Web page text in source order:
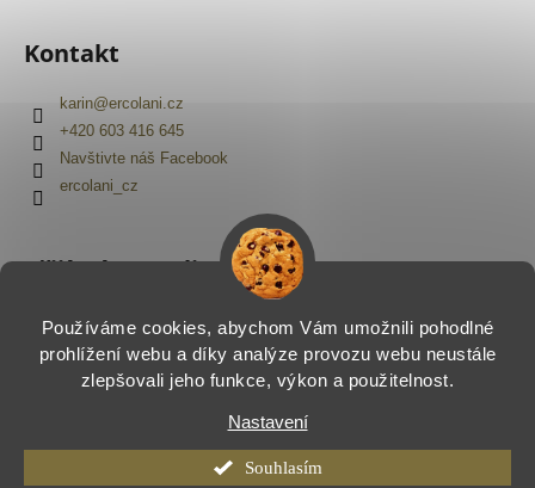
Používáme cookies, abychom Vám umožnili pohodlné
prohlížení webu a díky analýze provozu webu neustále
zlepšovali jeho funkce, výkon a použitelnost.
Nastavení
Souhlasím
Kontakt
karin@ercolani.cz
+420 603 416 645
Navštivte náš Facebook
ercolani_cz
Přijímáme online platby
Vytvořil Shoptet
Ercolani.cz. Všechna práva vyhrazena.